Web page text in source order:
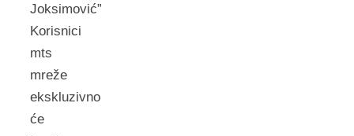
Joksimović”
Korisnici
mts
mreže
ekskluzivno
će